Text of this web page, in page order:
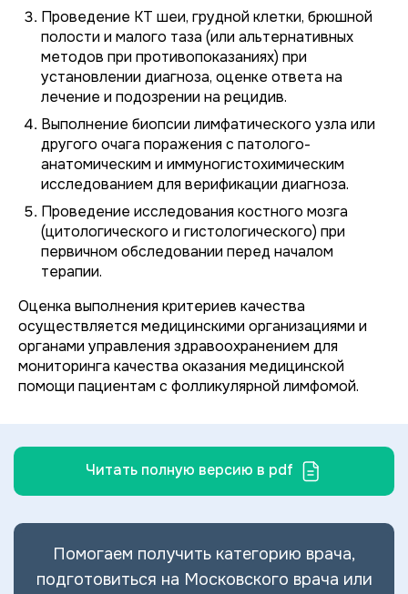
Проведение КТ шеи, грудной клетки, брюшной
полости и малого таза (или альтернативных
методов при противопоказаниях) при
установлении диагноза, оценке ответа на
лечение и подозрении на рецидив.
Выполнение биопсии лимфатического узла или
другого очага поражения с патолого-
анатомическим и иммуногистохимическим
исследованием для верификации диагноза.
Проведение исследования костного мозга
(цитологического и гистологического) при
первичном обследовании перед началом
терапии.
Оценка выполнения критериев качества
осуществляется медицинскими организациями и
органами управления здравоохранением для
мониторинга качества оказания медицинской
помощи пациентам с фолликулярной лимфомой.
Читать полную версию в pdf
Помогаем получить категорию врача,
подготовиться на Московского врача или